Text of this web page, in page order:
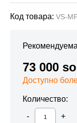
Код товара: VS-
73 000
Доступно
Количество: